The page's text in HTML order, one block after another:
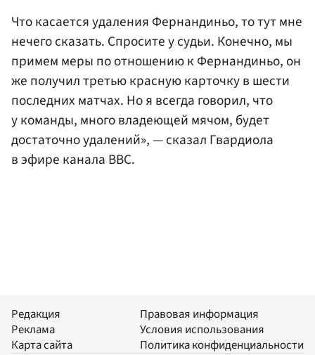
Что касается удаления Фернандиньо, то тут мне
нечего сказать. Спросите у судьи. Конечно, мы
примем меры по отношению к Фернандиньо, он
же получил третью красную карточку в шести
последних матчах. Но я всегда говорил, что
у команды, много владеющей мячом, будет
достаточно удалений», — сказал Гвардиола
в эфире канала BBC.
Редакция
Реклама
Карта сайта
Правовая информация
Условия использования
Политика конфиденциальности